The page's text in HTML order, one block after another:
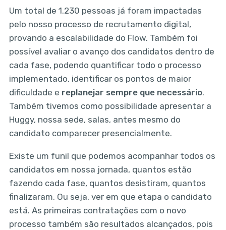
Um total de 1.230 pessoas já foram impactadas
pelo nosso processo de recrutamento digital,
provando a escalabilidade do Flow. Também foi
possível avaliar o avanço dos candidatos dentro de
cada fase, podendo quantificar todo o processo
implementado, identificar os pontos de maior
dificuldade e replanejar sempre que necessário.
Também tivemos como possibilidade apresentar a
Huggy, nossa sede, salas, antes mesmo do
candidato comparecer presencialmente.
Existe um funil que podemos acompanhar todos os
candidatos em nossa jornada, quantos estão
fazendo cada fase, quantos desistiram, quantos
finalizaram. Ou seja, ver em que etapa o candidato
está. As primeiras contratações com o novo
processo também são resultados alcançados, pois